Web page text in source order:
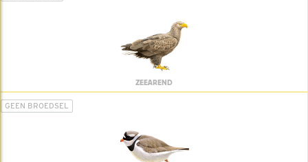
ZEEAREND
GEEN BROEDSEL